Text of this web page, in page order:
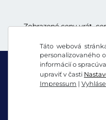
Táto webová
personalizovaného
informácií o
upraviť v časti
Impressum |
Zobrazené ceny vrát.